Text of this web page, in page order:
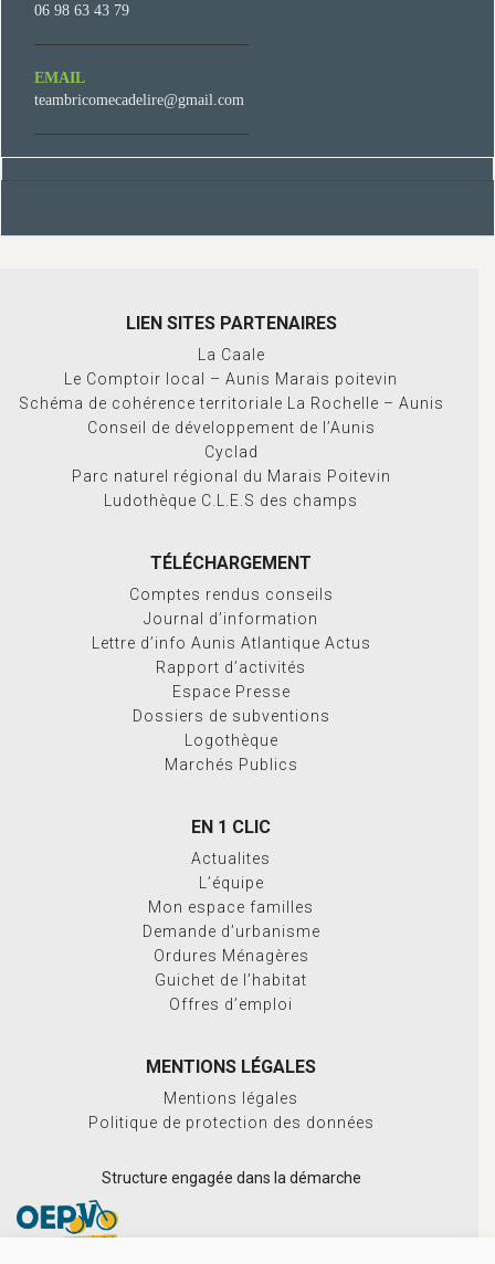
06 98 63 43 79
EMAIL
teambricomecadelire@gmail.com
LIEN SITES PARTENAIRES
La Caale
Le Comptoir local – Aunis Marais poitevin
Schéma de cohérence territoriale La Rochelle – Aunis
Conseil de développement de l’Aunis
Cyclad
Parc naturel régional du Marais Poitevin
Ludothèque C.L.E.S des champs
TÉLÉCHARGEMENT
Comptes rendus conseils
Journal d’information
Lettre d’info Aunis Atlantique Actus
Rapport d’activités
Espace Presse
Dossiers de subventions
Logothèque
Marchés Publics
EN 1 CLIC
Actualites
L’équipe
Mon espace familles
Demande d’urbanisme
Ordures Ménagères
Guichet de l’habitat
Offres d’emploi
MENTIONS LÉGALES
Mentions légales
Politique de protection des données
Structure engagée dans la démarche